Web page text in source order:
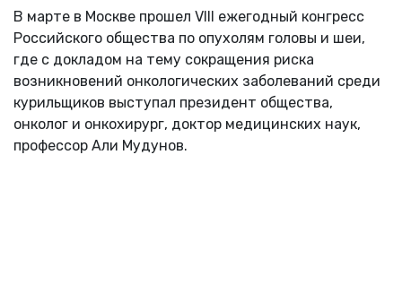
В марте в Москве прошел VIII ежегодный конгресс
Российского общества по опухолям головы и шеи,
где с докладом на тему сокращения риска
возникновений онкологических заболеваний среди
курильщиков выступал президент общества,
онколог и онкохирург, доктор медицинских наук,
профессор Али Мудунов.